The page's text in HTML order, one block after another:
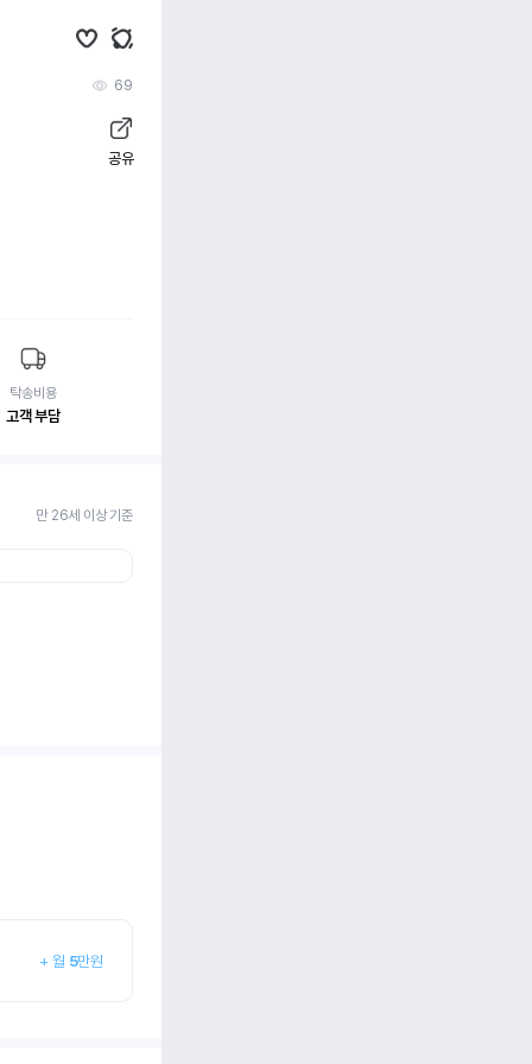
69
공유
탁송비용
고객 부담
만 26세 이상 기준
+ 월 5만원